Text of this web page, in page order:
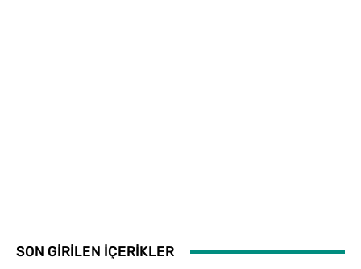
SON GİRİLEN İÇERİKLER